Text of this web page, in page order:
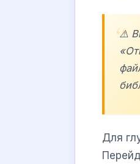
⚠️
Для